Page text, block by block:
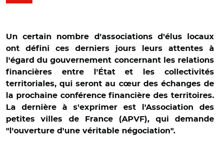
Un certain nombre d'associations d'élus locaux
ont défini ces derniers jours leurs attentes à
l'égard du gouvernement concernant les relations
financières entre l'État et les collectivités
territoriales, qui seront au cœur des échanges de
la prochaine conférence financière des territoires.
La dernière à s'exprimer est l'Association des
petites villes de France (APVF), qui demande
"l'ouverture d'une véritable négociation".
© Antoine Homé/ Nathalie Nieson, André Robert,